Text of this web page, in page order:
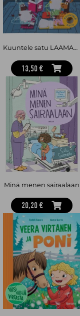
Kuuntele satu LAAMAT YÖKYLÄSSÄ -äänikirja 4-6 v
13,50 €
Minä menen sairaalaan
20,20 €